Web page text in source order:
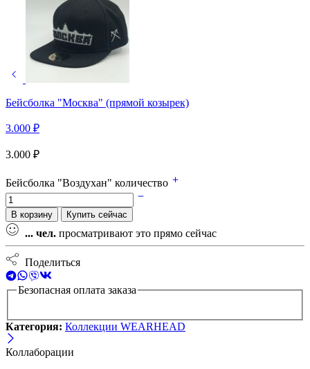
Бейсболка "Москва" (прямой козырек)
3.000 ₽
3.000 ₽
Бейсболка "Воздухан" количество
В корзину Купить сейчас
... чел. просматривают это прямо сейчас
Поделиться
Безопасная оплата заказа
Категория: Коллекции WEARHEAD
Коллаборации